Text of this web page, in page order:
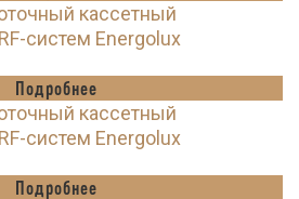
кассетный
систем Energolux
Подробнее
кассетный
систем Energolux
Подробнее